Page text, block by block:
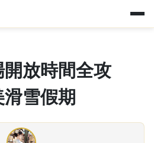
放時間全攻
雪假期